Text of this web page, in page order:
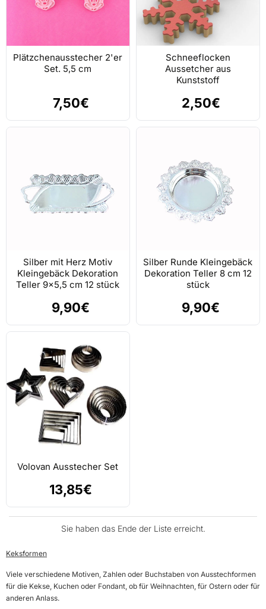
Keksformen
Viele verschiedene Motiven, Zahlen oder Buchstaben von Ausstechformen
für die Kekse, Kuchen oder Fondant, ob für Weihnachten, für Ostern oder für
anderen Anlass.
Plätzchenausstecher 2'er
Set. 5,5 cm
7,50€
Schneeflocken
Aussetcher aus
Kunststoff
2,50€
Silber mit Herz Motiv
Kleingebäck Dekoration
Teller 9x5,5 cm 12 stück
9,90€
Silber Runde Kleingebäck
Dekoration Teller 8 cm 12
stück
9,90€
Volovan Ausstecher Set
13,85€
Sie haben das Ende der Liste erreicht.